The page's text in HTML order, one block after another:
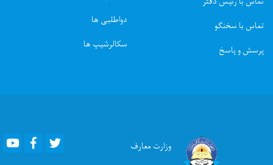
تماس با سخنگو
پرسش و پاسخ
دواطلبی ها
سکالرشیپ ها
وزارت معارف Youtube Facebook